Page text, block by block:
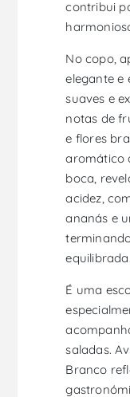
contribui
No copo,
elegante e
suaves e
notas de
e flores
aromático
boca,
acidez,
ananás e
equilibrada.
É uma
saladas.
Branco